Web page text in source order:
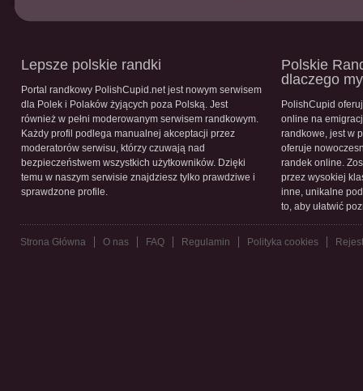
Lepsze polskie randki
Portal randkowy PolishCupid.net jest nowym serwisem
dla Polek i Polaków żyjących poza Polską. Jest
również w pełni moderowanym serwisem randkowym.
Każdy profil podlega manualnej akceptacji przez
moderatorów serwisu, którzy czuwają nad
bezpieczeństwem wszystkich użytkowników. Dzięki
temu w naszym serwisie znajdziesz tylko prawdziwe i
sprawdzone profile.
Polskie
dlaczego
PolishCupid
online na
randkowe, jest w
oferuje
randek online.
przez wysokiej
inne, unikalne
to, aby ułatwić
Strona Główna O nas FAQ Regulamin Polityka cookies